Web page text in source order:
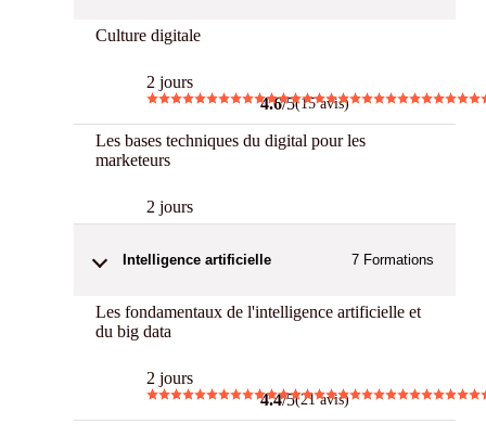
Culture digitale
2 jours
4.6/5(15 avis)
Les bases techniques du digital pour les
marketeurs
2 jours
Intelligence artificielle 7 Formations
Les fondamentaux de l'intelligence artificielle et
du big data
2 jours
4.4/5(21 avis)